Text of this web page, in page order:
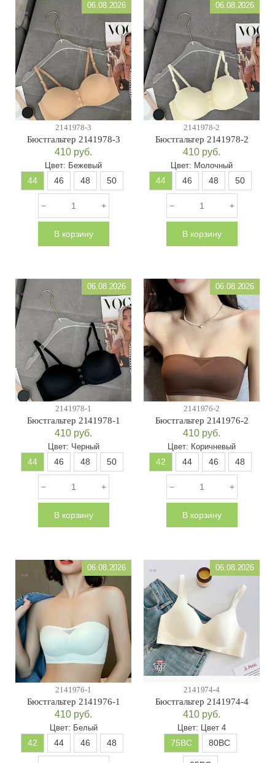
06.08.2026
2141978-3
Бюстгальтер 2141978-3
410 руб.
Цвет: Бежевый
44 46 48 50
В корзину
06.08.2026
2141978-2
Бюстгальтер 2141978-2
410 руб.
Цвет: Молочный
44 46 48 50
В корзину
06.08.2026
2141978-1
Бюстгальтер 2141978-1
410 руб.
Цвет: Черный
44 46 48 50
В корзину
06.08.2026
2141976-2
Бюстгальтер 2141976-2
410 руб.
Цвет: Коричневый
42 44 46 48
В корзину
06.08.2026
2141976-1
Бюстгальтер 2141976-1
410 руб.
Цвет: Белый
42 44 46 48
06.08.2026
2141974-4
Бюстгальтер 2141974-4
410 руб.
Цвет: Цвет 4
75BC 80BC